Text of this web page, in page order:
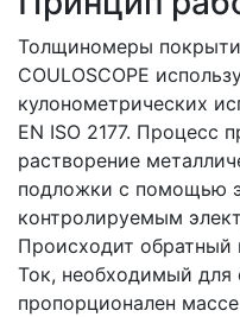
Толщиномеры
COULOSCOPE
кулонометрических
EN ISO 2177. Процесс
растворение
подложки с помощью
контролируемым
Происходит обратный
Ток, необходимый для
пропорционален